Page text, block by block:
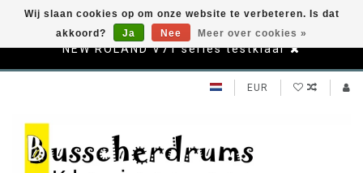
NEW ROLAND V71 series testklaar
EUR
Wij slaan cookies op om onze website te verbeteren. Is dat
akkoord?
Ja Nee Meer over cookies »